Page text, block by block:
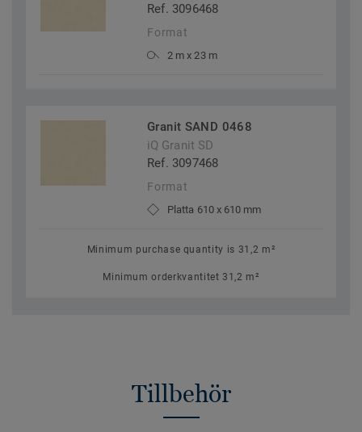
Ref. 3096468
Format
2 m x 23 m
Granit SAND 0468
iQ Granit SD
Ref. 3097468
Format
Platta 610 x 610 mm
Minimum purchase quantity is 31,2 m²
Minimum orderkvantitet 31,2 m²
Tillbehör